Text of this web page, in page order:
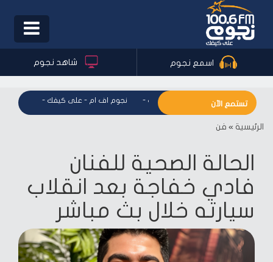
Toggle
اسمع نجوم شاهد نجوم
تستمع الآن - نجوم اف ام - على كيفك - نجوم اف ام - على كيفك نجوم
الرئيسية » فن
الحالة الصحية للفنان
فادي خفاجة بعد انقلاب
سيارته خلال بث مباشر